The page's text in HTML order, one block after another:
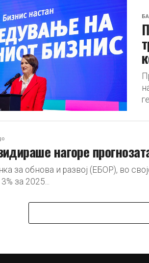
нагоре
за обнова и развој (ЕБОР), во
за 2025...